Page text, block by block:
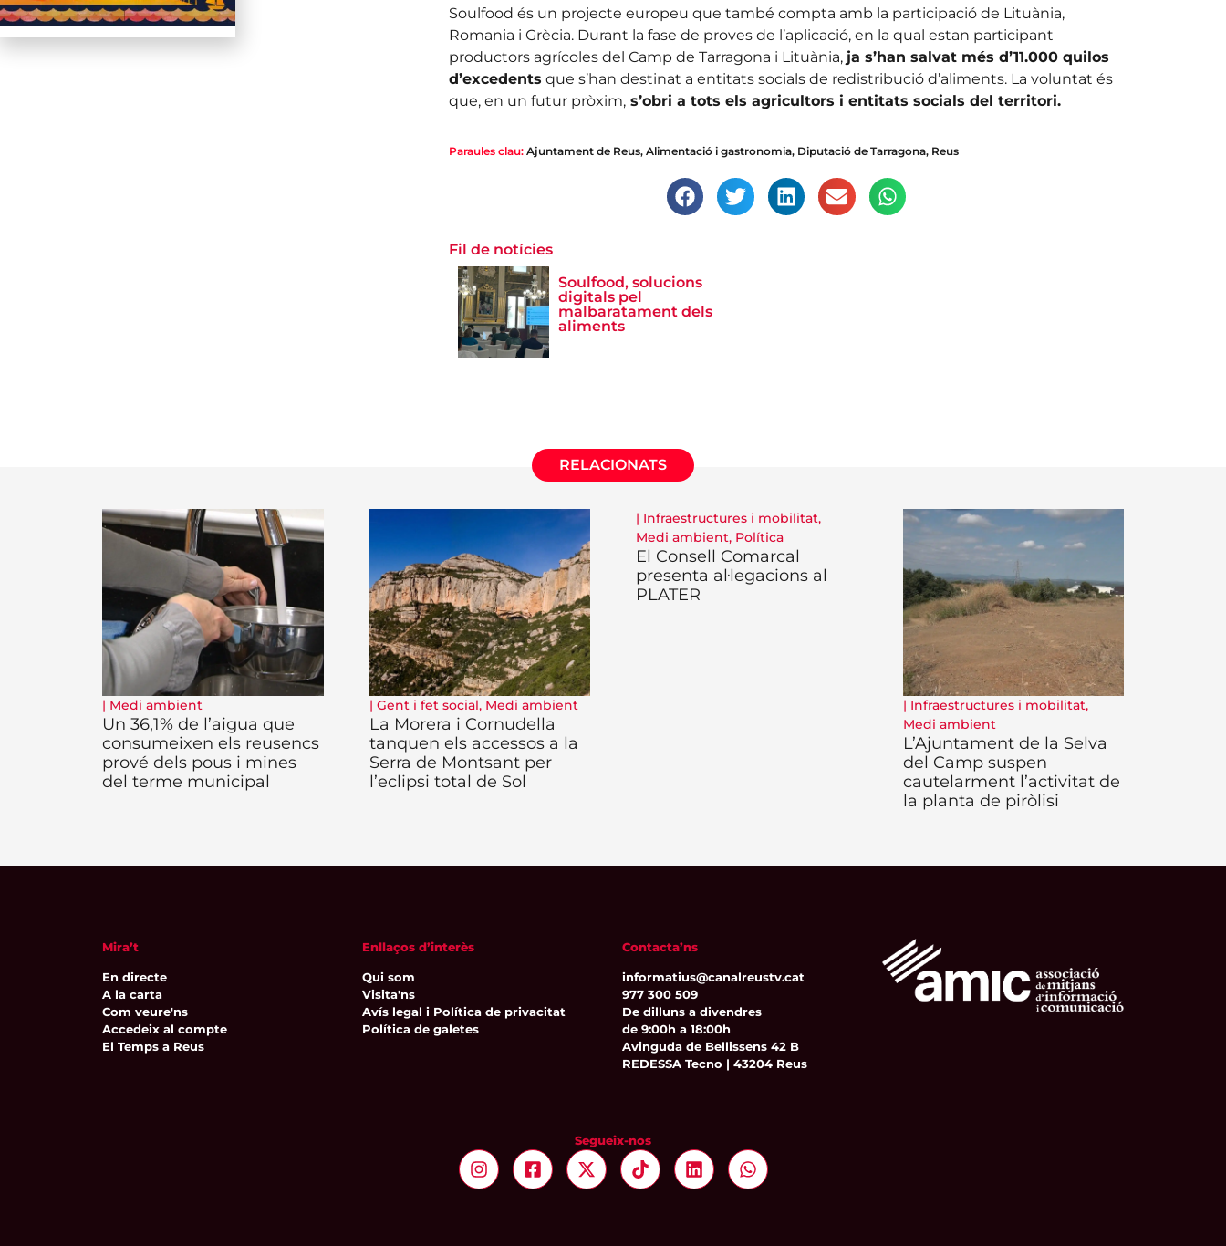
Soulfood és un projecte europeu que també compta amb la participació de Lituània,
Romania i Grècia. Durant la fase de proves de l’aplicació, en la qual estan participant
productors agrícoles del Camp de Tarragona i Lituània, ja s’han salvat més d’11.000 quilos
d’excedents que s’han destinat a entitats socials de redistribució d’aliments. La voluntat és
que, en un futur pròxim,s’obri a tots els agricultors i entitats socials del territori.
Paraules clau: Ajuntament de Reus, Alimentació i gastronomia, Diputació de Tarragona, Reus
Fil de notícies
Soulfood, solucions
digitals pel
malbaratament dels
aliments
RELACIONATS
| Medi ambient
Un 36,1% de l’aigua que
consumeixen els reusencs
prové dels pous i mines
del terme municipal
| Gent i fet social, Medi ambient
La Morera i Cornudella
tanquen els accessos a la
Serra de Montsant per
l’eclipsi total de Sol
| Infraestructures i mobilitat,
Medi ambient, Política
El Consell Comarcal
presenta al·legacions al
PLATER
| Infraestructures i mobilitat,
Medi ambient
L’Ajuntament de la Selva
del Camp suspen
cautelarment l’activitat de
la planta de piròlisi
Mira’t
En directe
A la carta
Com veure'ns
Accedeix al compte
El Temps a Reus
Enllaços d’interès
Qui som
Visita'ns
Avís legal i Política de privacitat
Política de galetes
Contacta’ns
informatius@canalreustv.cat
977 300 509
De dilluns a divendres
de 9:00h a 18:00h
Avinguda de Bellissens 42 B
REDESSA Tecno | 43204 Reus
Segueix-nos